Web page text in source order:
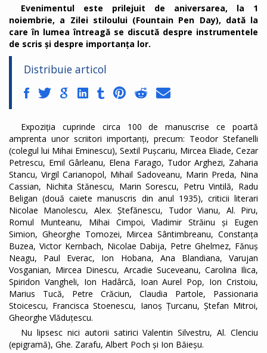
Evenimentul este prilejuit de aniversarea, la 1
noiembrie, a Zilei stiloului (Fountain Pen Day), dată la
care în lumea întreagă se discută despre instrumentele
de scris și despre importanța lor.
Distribuie articol
Expoziția cuprinde circa 100 de manuscrise ce poartă
amprenta unor scriitori importanți, precum: Teodor Stefanelli
(colegul lui Mihai Eminescu), Sextil Pușcariu, Mircea Eliade, Cezar
Petrescu, Emil Gârleanu, Elena Farago, Tudor Arghezi, Zaharia
Stancu, Virgil Carianopol, Mihail Sadoveanu, Marin Preda, Nina
Cassian, Nichita Stănescu, Marin Sorescu, Petru Vintilă, Radu
Beligan (două caiete manuscris din anul 1935), criticii literari
Nicolae Manolescu, Alex. Ștefănescu, Tudor Vianu, Al. Piru,
Romul Munteanu, Mihai Cimpoi, Vladimir Străinu și Eugen
Simion, Gheorghe Tomozei, Mircea Sântimbreanu, Constanța
Buzea, Victor Kernbach, Nicolae Dabija, Petre Ghelmez, Fănuș
Neagu, Paul Everac, Ion Hobana, Ana Blandiana, Varujan
Vosganian, Mircea Dinescu, Arcadie Suceveanu, Carolina Ilica,
Spiridon Vangheli, Ion Hadârcă, Ioan Aurel Pop, Ion Cristoiu,
Marius Tucă, Petre Crăciun, Claudia Partole, Passionaria
Stoicescu, Francisca Stoenescu, Ianoș Țurcanu, Ștefan Mitroi,
Gheorghe Vlăduțescu.
Nu lipsesc nici autorii satirici Valentin Silvestru, Al. Clenciu
(epigramă), Ghe. Zarafu, Albert Poch și Ion Băieșu.